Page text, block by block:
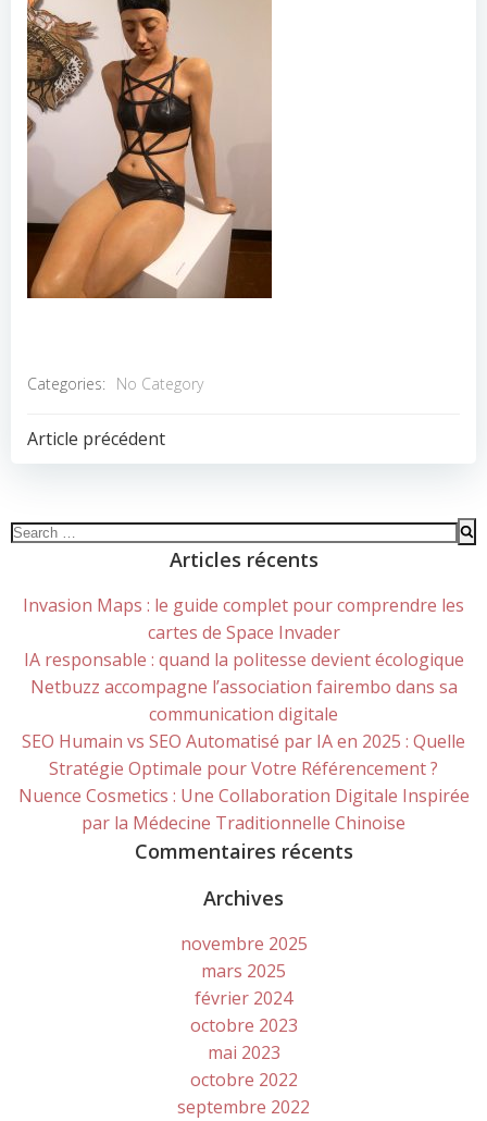
Categories: No Category
POST
Article précédent
Search
Articles récents
Invasion Maps : le guide complet pour comprendre les
cartes de Space Invader
IA responsable : quand la politesse devient écologique
Netbuzz accompagne l’association fairembo dans sa
communication digitale
SEO Humain vs SEO Automatisé par IA en 2025 : Quelle
Stratégie Optimale pour Votre Référencement ?
Nuence Cosmetics : Une Collaboration Digitale Inspirée
par la Médecine Traditionnelle Chinoise
Commentaires récents
Archives
novembre 2025
mars 2025
février 2024
octobre 2023
mai 2023
octobre 2022
septembre 2022